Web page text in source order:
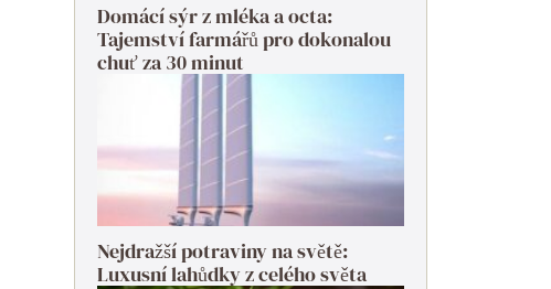
Domácí sýr z mléka a octa:
Tajemství farmářů pro dokonalou
chuť za 30 minut
Nejdražší potraviny na světě:
Luxusní lahůdky z celého světa